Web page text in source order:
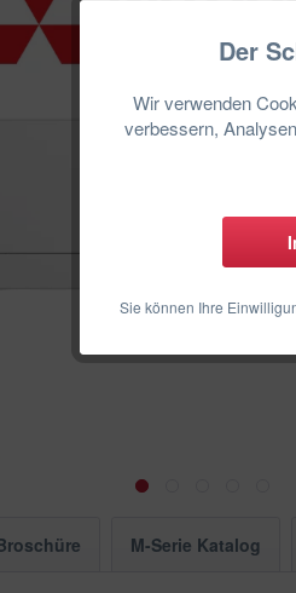
Der
Wir verwenden
verbessern,
Sie können Ihre
M-Serie Katalog